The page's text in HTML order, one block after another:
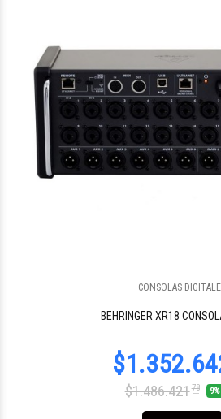
CONSOLAS
BEHRINGER XR18
$1.486.42178
$2.599.99900